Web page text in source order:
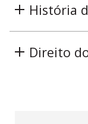
História
Direito